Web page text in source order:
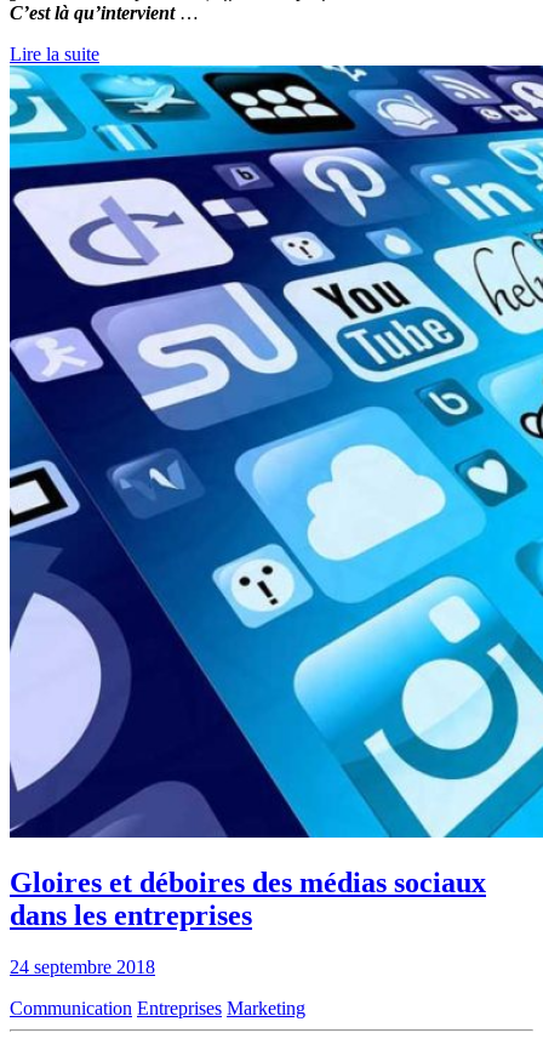
C’est là qu’intervient …
Lire la suite
Gloires et déboires des médias sociaux
dans les entreprises
24 septembre 2018
Communication Entreprises Marketing